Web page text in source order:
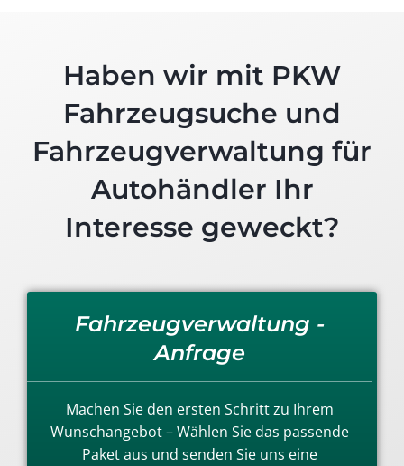
Haben wir mit PKW
Fahrzeugsuche und
Fahrzeugverwaltung für
Autohändler Ihr
Interesse geweckt?
Fahrzeugverwaltung -
Anfrage
Machen Sie den ersten Schritt zu Ihrem
Wunschangebot – Wählen Sie das passende
Paket aus und senden Sie uns eine